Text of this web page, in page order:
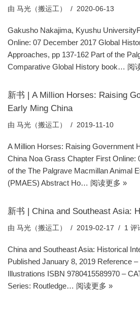
由 马光（搬运工） 2020-06-13
Gakusho Nakajima, Kyushu
Online: 07 December 2017 Global
Approaches, pp 137-162 Part of the
Comparative Global History book… 阅
新书 | A Million Horses: Raising
Early Ming China
由 马光（搬运工） 2019-11-10
A Million Horses: Raising Government
China Noa Grass Chapter First Online:
of the The Palgrave Macmillan Animal
(PMAES) Abstract Ho… 阅读更多 »
新书 | China and Southeast Asia:
由 马光（搬运工） 2019-02-17 1 评
China and Southeast Asia: Historical
Published January 8, 2019 Reference
Illustrations ISBN 9780415589970 –
Series: Routledge… 阅读更多 »